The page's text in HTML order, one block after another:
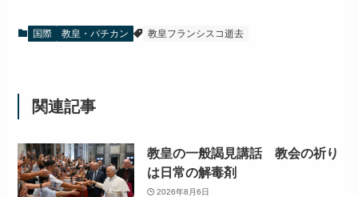
国際 教皇・バチカン 教皇フランシスコ逝去
関連記事
教皇の一般謁見講話 教会の祈り
は日常の解毒剤
2026年8月6日